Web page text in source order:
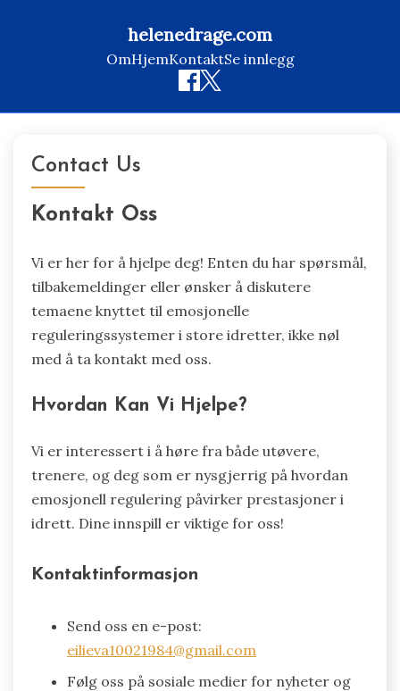
helenedrage.com
OmHjemKontaktSe innlegg
contentContact Us
Kontakt Oss
Vi er her for å hjelpe deg! Enten du har spørsmål,
tilbakemeldinger eller ønsker å diskutere
temaene knyttet til emosjonelle
reguleringssystemer i store idretter, ikke nøl
med å ta kontakt med oss.
Hvordan Kan Vi Hjelpe?
Vi er interessert i å høre fra både utøvere,
trenere, og deg som er nysgjerrig på hvordan
emosjonell regulering påvirker prestasjoner i
idrett. Dine innspill er viktige for oss!
Kontaktinformasjon
Send oss en e-post:
eilieva10021984@gmail.com
Følg oss på sosiale medier for nyheter og